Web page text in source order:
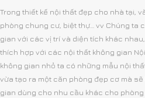
Trong thiết kế nội thất đẹp cho nhà tại,
phòng chung cư, biệt thự… vv Chúng ta
gian với các vị trí và diện tích khác
thích hợp với các nội thất không gian
không gian nhỏ ta có những mẫu nội
vừa tạo ra một căn phòng đẹp cơ mà
gian dùng cho nhu cầu khác cho phòng